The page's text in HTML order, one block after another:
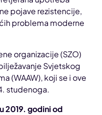
pojave rezistencije,
problema moderne
organizacije (SZO)
Svjetskog
(WAAW), koji se i ove
studenoga.
u 2019. godini od